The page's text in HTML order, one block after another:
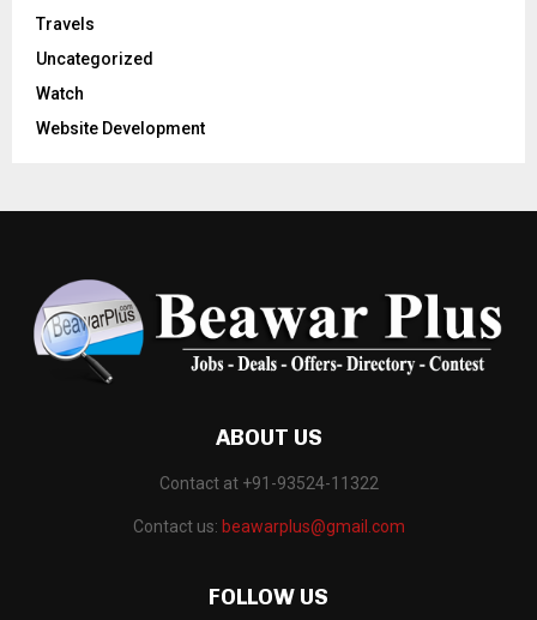
Travels
Uncategorized
Watch
Website Development
ABOUT US
Contact at +91-93524-11322
Contact us: beawarplus@gmail.com
FOLLOW US